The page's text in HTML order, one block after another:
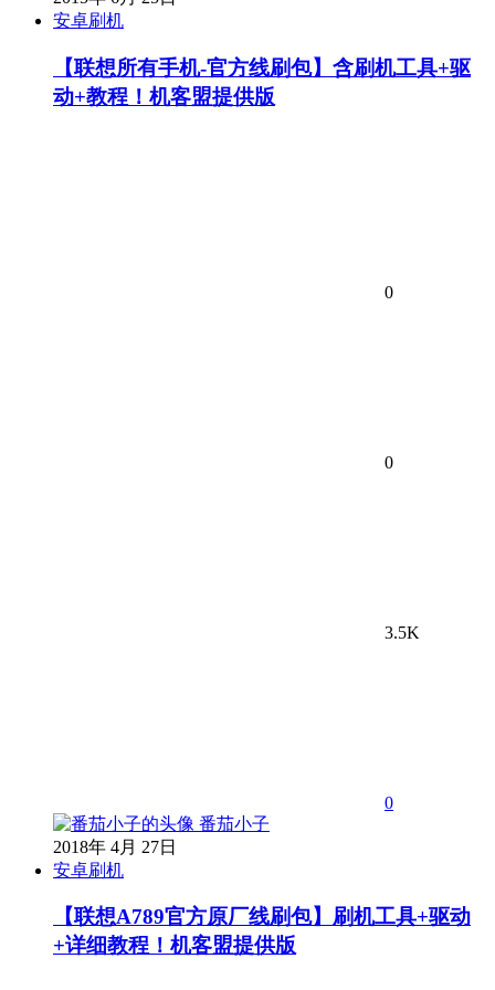
安卓刷机
【联想所有手机-官方线刷包】含刷机工具+驱
动+教程！机客盟提供版
0
0
3.5K
0
番茄小子
2018年 4月 27日
安卓刷机
【联想A789官方原厂线刷包】刷机工具+驱动
+详细教程！机客盟提供版